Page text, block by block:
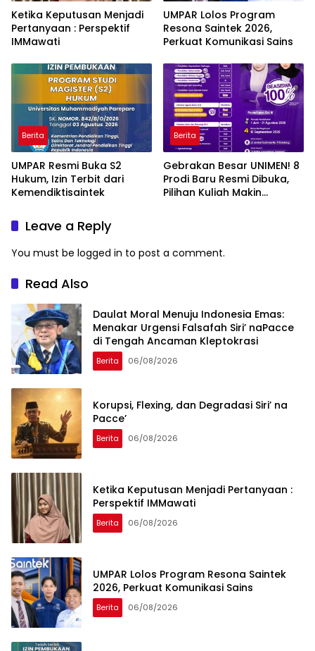
Ketika Keputusan Menjadi
Pertanyaan : Perspektif
IMMawati
UMPAR Lolos Program
Resona Saintek 2026,
Perkuat Komunikasi Sains
Berita
UMPAR Resmi Buka S2
Hukum, Izin Terbit dari
Kemendiktisaintek
Berita
Gebrakan Besar UNIMEN! 8
Prodi Baru Resmi Dibuka,
Pilihan Kuliah Makin
Leave a Reply
You must be logged in to post a comment.
Read Also
Daulat Moral Menuju Indonesia Emas:
Menakar Urgensi Falsafah Siri’ naPacce
di Tengah Ancaman Kleptokrasi
Berita 06/08/2026
Korupsi, Flexing, dan Degradasi Siri’ na
Pacce’
Berita 06/08/2026
Ketika Keputusan Menjadi Pertanyaan :
Perspektif IMMawati
Berita 06/08/2026
UMPAR Lolos Program Resona Saintek
2026, Perkuat Komunikasi Sains
Berita 06/08/2026